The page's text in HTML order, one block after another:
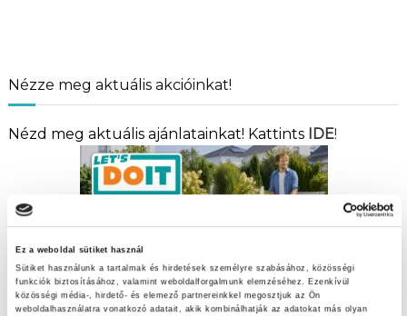
Ez a weboldal sütiket használ
Sütiket használunk a tartalmak és hirdetések személyre szabásához, közösségi
funkciók biztosításához, valamint weboldalforgalmunk elemzéséhez. Ezenkívül
közösségi média-, hirdető- és elemező partnereinkkel megosztjuk az Ön
weboldalhasználatra vonatkozó adatait, akik kombinálhatják az adatokat más olyan
Nézze meg aktuális akcióinkat!
Nézd meg aktuális ajánlatainkat! Kattints IDE!